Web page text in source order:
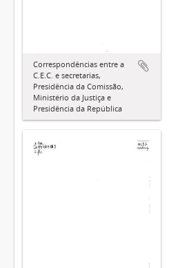
Correspondências entre a
C.E.C. e secretarias,
Presidência da Comissão,
Ministério da Justiça e
Presidência da República